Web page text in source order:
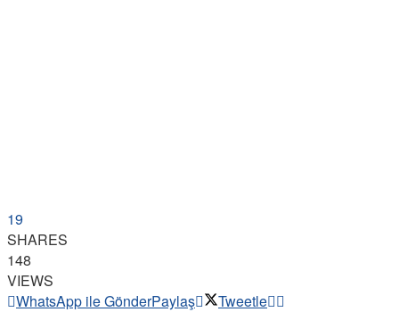
19
SHARES
148
VIEWS
WhatsApp ile GönderPaylaş Tweetle